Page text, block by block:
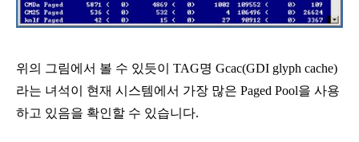
위의 그림에서 볼 수 있듯이 TAG명 Gcac(GDI glyph cache)
라는 녀석이 현재 시스템에서 가장 많은 Paged Pool을 사용
하고 있음을 확인할 수 있습니다.